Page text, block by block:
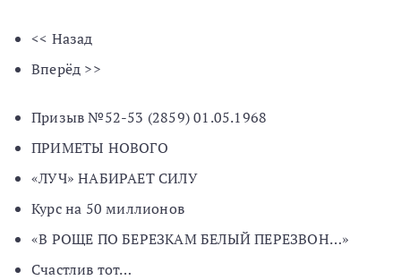
<< Назад
Вперёд >>
Призыв №52-53 (2859) 01.05.1968
ПРИМЕТЫ НОВОГО
«ЛУЧ» НАБИРАЕТ СИЛУ
Курс на 50 миллионов
«В РОЩЕ ПО БЕРЕЗКАМ БЕЛЫЙ ПЕРЕЗВОН…»
Счастлив тот…